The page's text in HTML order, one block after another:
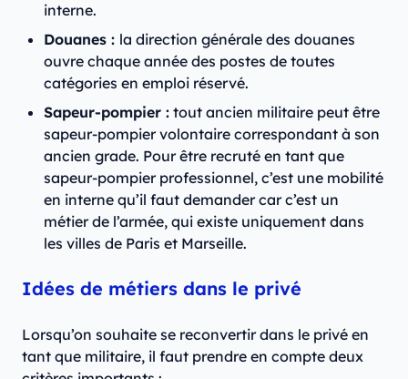
interne.
Douanes : la direction générale des douanes
ouvre chaque année des postes de toutes
catégories en emploi réservé.
Sapeur-pompier : tout ancien militaire peut être
sapeur-pompier volontaire correspondant à son
ancien grade. Pour être recruté en tant que
sapeur-pompier professionnel, c’est une mobilité
en interne qu’il faut demander car c’est un
métier de l’armée, qui existe uniquement dans
les villes de Paris et Marseille.
Idées de métiers dans le privé
Lorsqu’on souhaite se reconvertir dans le privé en
tant que militaire, il faut prendre en compte deux